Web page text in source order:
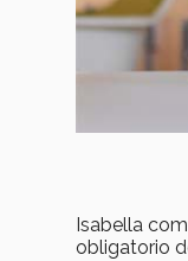
Isabella
obligatorio